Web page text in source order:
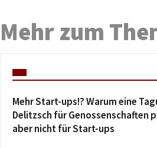
Mehr zum
Mehr Start-ups!? Warum eine
Delitzsch für Genossenschaften
aber nicht für Start-ups